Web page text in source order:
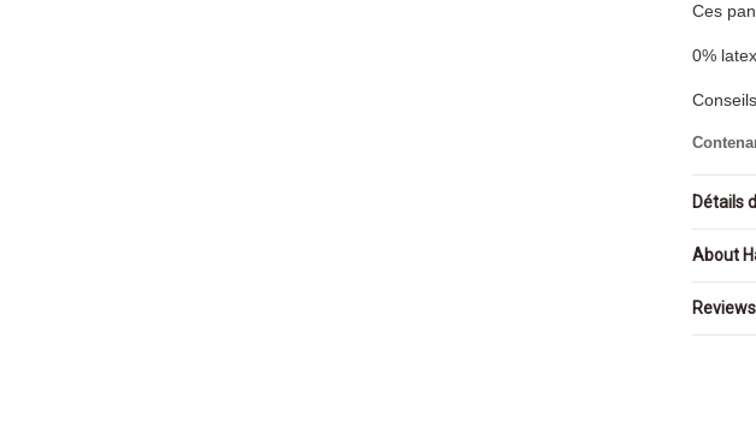
Ces
0%
Détails
About
Reviews